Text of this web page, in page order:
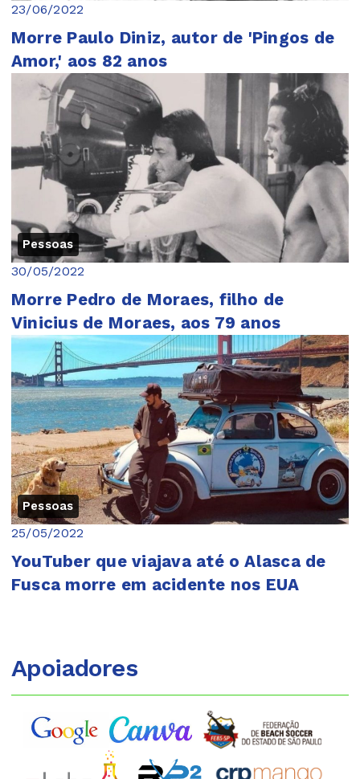
23/06/2022
Morre Paulo Diniz, autor de 'Pingos de
Amor,' aos 82 anos
Pessoas
30/05/2022
Morre Pedro de Moraes, filho de
Vinicius de Moraes, aos 79 anos
Pessoas
25/05/2022
YouTuber que viajava até o Alasca de
Fusca morre em acidente nos EUA
Apoiadores